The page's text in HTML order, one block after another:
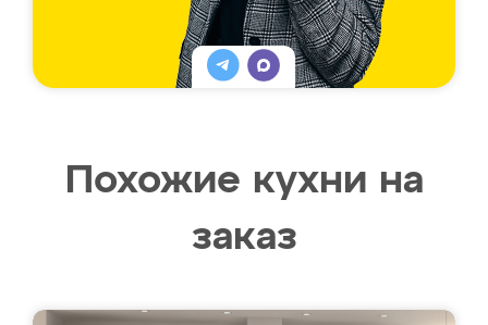
Похожие кухни на
заказ